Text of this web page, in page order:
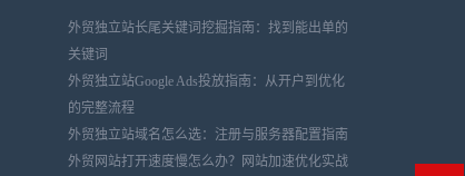
外贸独立站长尾关键词挖掘指南：找到能出单的
关键词
外贸独立站Google Ads投放指南：从开户到优化
的完整流程
外贸独立站域名怎么选：注册与服务器配置指南
外贸网站打开速度慢怎么办？网站加速优化实战